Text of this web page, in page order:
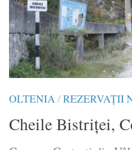
OLTENIA/REZERVAȚII
Cheile Bistriței,